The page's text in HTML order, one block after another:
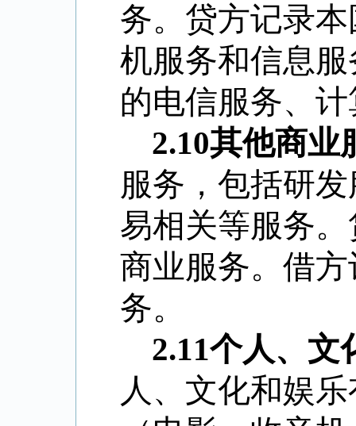
务。贷方记录
机服务和信息
的电信服务、
2.10其他商业
服务，包括研
易相关等服务
商业服务。借
务。
2.11个人、文
人、文化和娱